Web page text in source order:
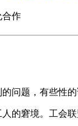
合作
题，有些性的
窘境。工会联